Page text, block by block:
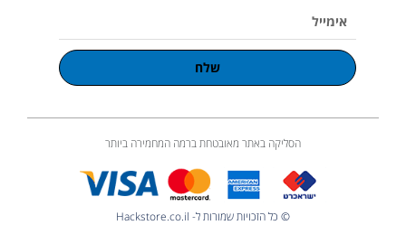
שלח
הסליקה באתר מאובטחת ברמה המחמירה ביותר
© כל הזכויות שמורות ל- Hackstore.co.il